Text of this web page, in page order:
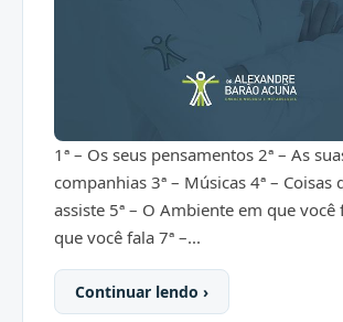
1ª – Os seus pensamentos 2ª – As
companhias 3ª – Músicas 4ª – Coisas
assiste 5ª – O Ambiente em que você
que você fala 7ª –...
Continuar lendo ›